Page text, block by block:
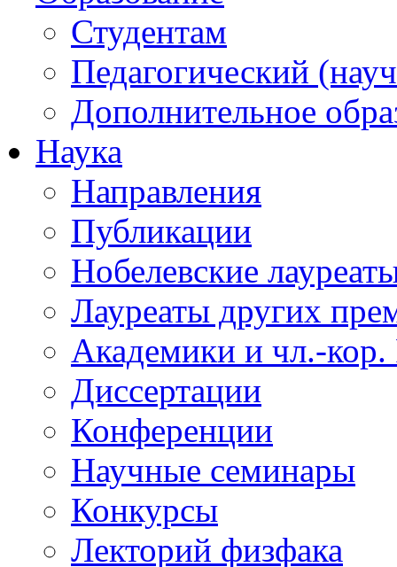
Студентам
Педагогический
Дополнительное
Наука
Направления
Публикации
Нобелевские
Лауреаты других
Академики и чл.-
Диссертации
Конференции
Научные семинары
Конкурсы
Лекторий физфака